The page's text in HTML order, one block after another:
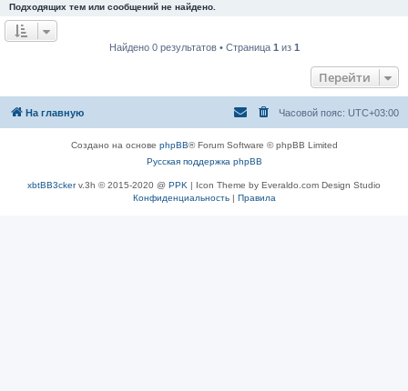
Подходящих тем или сообщений не найдено.
Найдено 0 результатов • Страница 1 из 1
Перейти
На главную Часовой пояс: UTC+03:00
Создано на основе phpBB® Forum Software © phpBB Limited
Русская поддержка phpBB
xbtBB3ckerv.3h © 2015-2020 @ PPK | Icon Theme by Everaldo.com Design Studio
Конфиденциальность| Правила